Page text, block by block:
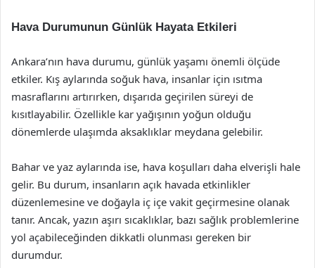
Hava Durumunun Günlük Hayata Etkileri
Ankara’nın hava durumu, günlük yaşamı önemli ölçüde
etkiler. Kış aylarında soğuk hava, insanlar için ısıtma
masraflarını artırırken, dışarıda geçirilen süreyi de
kısıtlayabilir. Özellikle kar yağışının yoğun olduğu
dönemlerde ulaşımda aksaklıklar meydana gelebilir.
Bahar ve yaz aylarında ise, hava koşulları daha elverişli hale
gelir. Bu durum, insanların açık havada etkinlikler
düzenlemesine ve doğayla iç içe vakit geçirmesine olanak
tanır. Ancak, yazın aşırı sıcaklıklar, bazı sağlık problemlerine
yol açabileceğinden dikkatli olunması gereken bir
durumdur.